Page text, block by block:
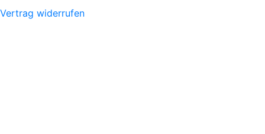
Vertrag widerrufen